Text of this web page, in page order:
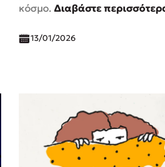
κόσμο.Διαβάστε
13/01/2026